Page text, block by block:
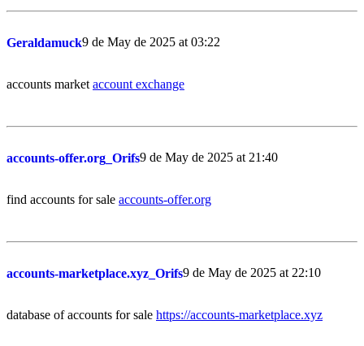
Geraldamuck9 de May de 2025 at 03:22
accounts market account exchange
accounts-offer.org_Orifs9 de May de 2025 at 21:40
find accounts for sale accounts-offer.org
accounts-marketplace.xyz_Orifs9 de May de 2025 at 22:10
database of accounts for sale https://accounts-marketplace.xyz